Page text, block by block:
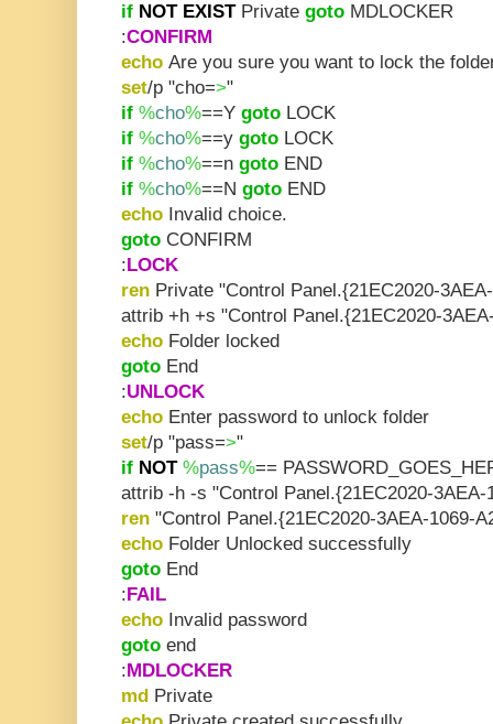
if NOT EXISTPrivate goto MDLOCKER
:CONFIRM
echo Are you sure you want to lock the
set/p "cho=>"
if %cho%==Y goto LOCK
if %cho%==y goto LOCK
if %cho%==n goto END
if %cho%==N goto END
echo Invalid choice.
goto CONFIRM
: LOCK
ren Private "Control Panel.{21EC2020-
attrib +h +s "Control Panel.{21EC2020-
echo Folder locked
goto End
:UNLOCK
echo Enter password to unlock folder
set/p "pass=>"
if NOT %pass%==
attrib -h -s "Control Panel.{21EC2020-3AEA-
ren "Control Panel.{21EC2020-3AEA-1069-
echo Folder Unlocked successfully
goto End
: FAIL
echo Invalid password
goto end
: MDLOCKER
md Private